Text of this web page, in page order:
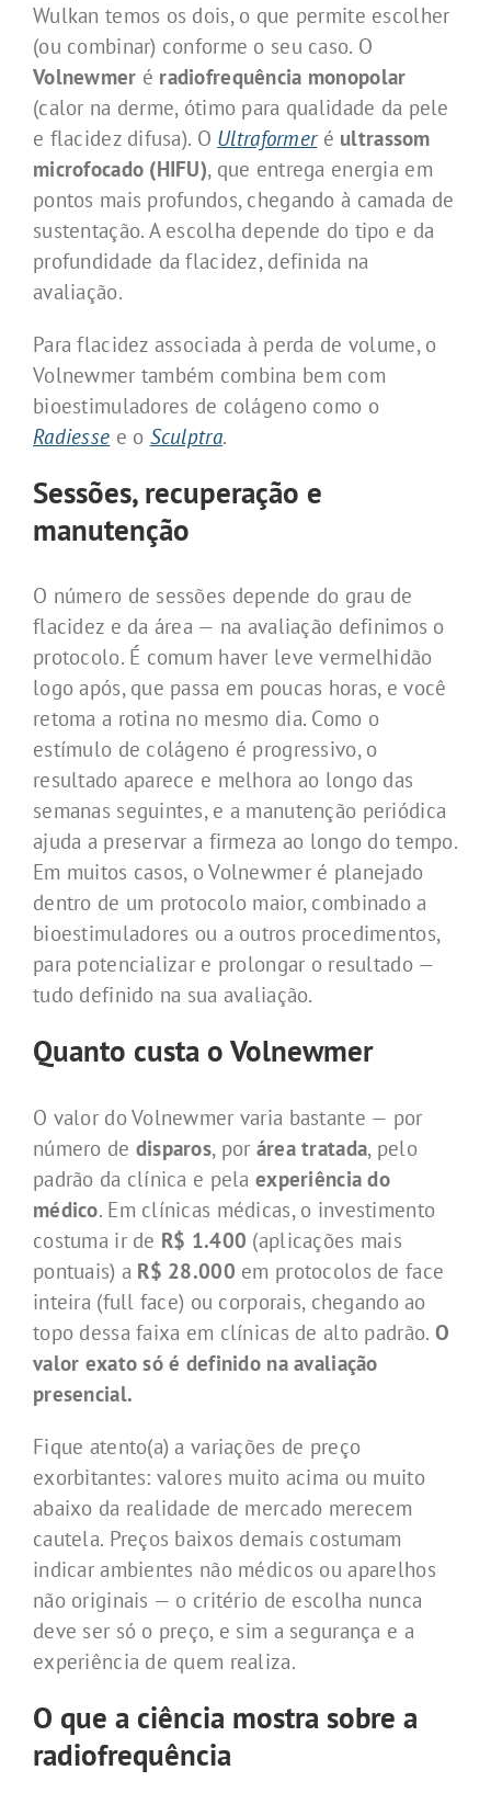
Wulkan temos os dois, o que permite escolher
(ou combinar) conforme o seu caso. O
Volnewmer é radiofrequência monopolar
(calor na derme, ótimo para qualidade da pele
e flacidez difusa). O Ultraformeré ultrassom
microfocado (HIFU), que entrega energia em
pontos mais profundos, chegando à camada de
sustentação. A escolha depende do tipo e da
profundidade da flacidez, definida na
avaliação.
Para flacidez associada à perda de volume, o
Volnewmer também combina bem com
bioestimuladores de colágeno como o
Radiesse e o Sculptra.
Sessões, recuperação e
manutenção
O número de sessões depende do grau de
flacidez e da área — na avaliação definimos o
protocolo. É comum haver leve vermelhidão
logo após, que passa em poucas horas, e você
retoma a rotina no mesmo dia. Como o
estímulo de colágeno é progressivo, o
resultado aparece e melhora ao longo das
semanas seguintes, e a manutenção periódica
ajuda a preservar a firmeza ao longo do tempo.
Em muitos casos, o Volnewmer é planejado
dentro de um protocolo maior, combinado a
bioestimuladores ou a outros procedimentos,
para potencializar e prolongar o resultado —
tudo definido na sua avaliação.
Quanto custa o Volnewmer
O valor do Volnewmer varia bastante — por
número de disparos, por área tratada, pelo
padrão da clínica e pelaexperiência do
médico. Em clínicas médicas, o investimento
costuma ir de R$ 1.400 (aplicações mais
pontuais) a R$ 28.000 em protocolos de face
inteira (full face) ou corporais, chegando ao
topo dessa faixa em clínicas de alto padrão. O
valor exato só é definido na avaliação
presencial.
Fique atento(a) a variações de preço
exorbitantes: valores muito acima ou muito
abaixo da realidade de mercado merecem
cautela. Preços baixos demais costumam
indicar ambientes não médicos ou aparelhos
não originais — o critério de escolha nunca
deve ser só o preço, e sim a segurança e a
experiência de quem realiza.
O que a ciência mostra sobre a
radiofrequência